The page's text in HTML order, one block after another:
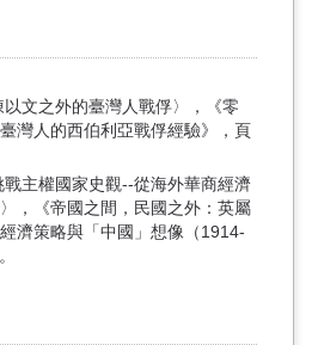
文之外的臺灣人戰俘〉，《零
灣人的西伯利亞戰俘經驗》，頁
主權國家史觀--從海外華商經濟
，《帝國之間，民國之外：英屬
濟策略與「中國」想像（1914-